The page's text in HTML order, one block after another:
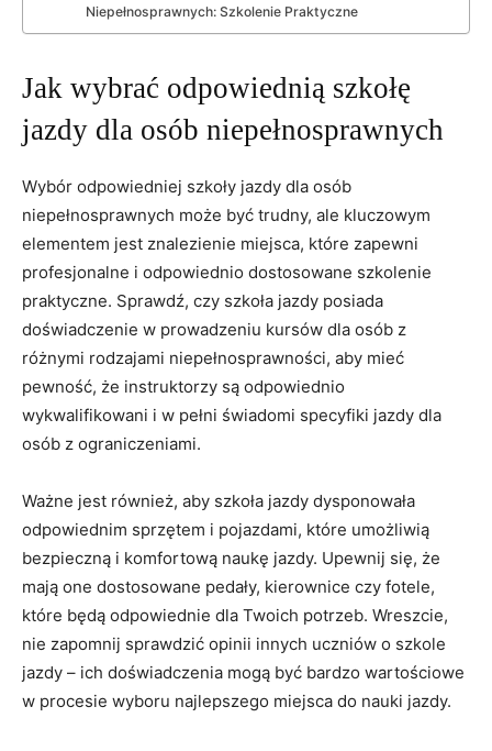
Niepełnosprawnych: ⁢Szkolenie Praktyczne
Jak wybrać odpowiednią szkołę
jazdy dla osób niepełnosprawnych
Wybór⁤ odpowiedniej szkoły⁢ jazdy dla osób⁤
niepełnosprawnych może być trudny,‌ ale kluczowym
⁢elementem jest znalezienie miejsca,⁢ które zapewni
profesjonalne i odpowiednio dostosowane szkolenie
praktyczne. Sprawdź, czy szkoła jazdy ‌posiada
doświadczenie w prowadzeniu kursów dla osób z
⁣różnymi rodzajami niepełnosprawności, ‌aby mieć
pewność, że instruktorzy​ są⁢ odpowiednio
wykwalifikowani i⁢ w pełni świadomi ‌specyfiki jazdy dla
osób z ograniczeniami.
Ważne jest również, ‍aby szkoła jazdy⁤ dysponowała
odpowiednim ‌sprzętem i pojazdami, ​które⁤ umożliwią
bezpieczną i komfortową naukę jazdy. Upewnij się, że
⁢mają one dostosowane pedały, kierownice ⁤czy fotele,
które będą odpowiednie dla Twoich potrzeb. Wreszcie,
nie‍ zapomnij sprawdzić opinii innych​ uczniów o⁤ szkole
jazdy – ich doświadczenia‍ mogą być bardzo wartościowe
w procesie wyboru najlepszego‌ miejsca do nauki jazdy.